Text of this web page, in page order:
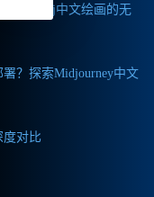
？探索Mj中文绘画的无
？探索Midjourney中文
度对比